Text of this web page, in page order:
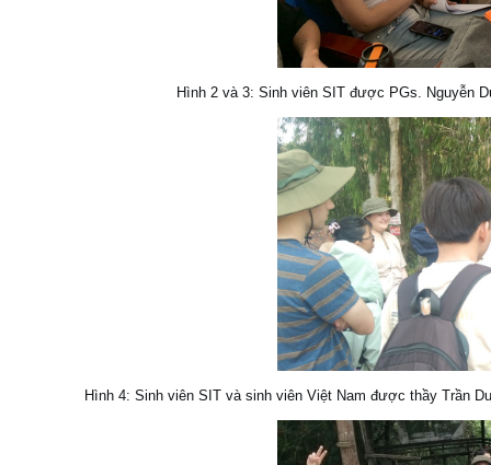
Hình 2 và 3: Sinh viên SIT được PGs. Nguyễn
Hình 4: Sinh viên SIT và sinh viên Việt Nam được thầy Trần